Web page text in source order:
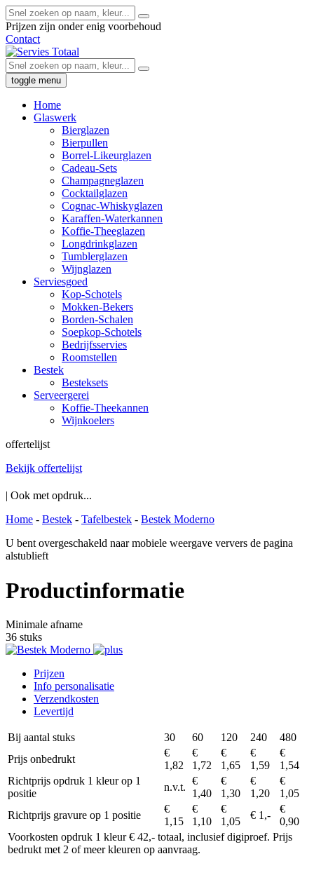
Prijzen zijn onder enig voorbehoud
Contact
toggle menu
Home
Glaswerk
Bierglazen
Bierpullen
Borrel-Likeurglazen
Cadeau-Sets
Champagneglazen
Cocktailglazen
Cognac-Whiskyglazen
Karaffen-Waterkannen
Koffie-Theeglazen
Longdrinkglazen
Tumblerglazen
Wijnglazen
Serviesgoed
Kop-Schotels
Mokken-Bekers
Borden-Schalen
Soepkop-Schotels
Bedrijfsservies
Roomstellen
Bestek
Besteksets
Serveergerei
Koffie-Theekannen
Wijnkoelers
offertelijst
Bekijk offertelijst
| Ook met opdruk...
Home - Bestek - Tafelbestek - Bestek Moderno
U bent overgeschakeld naar mobiele weergave ververs de pagina
alstublieft
Productinformatie
Minimale afname
36 stuks
Prijzen
Info personalisatie
Verzendkosten
Levertijd
Bij aantal stuks 30 60 120 240
480
Prijs onbedrukt
€
1,82
€
1,72
€
1,65
€
1,59
€
1,54
Richtprijs opdruk 1 kleur op 1
positie
n.v.t.
€
1,40
€
1,30
€
1,20
€
1,05
Richtprijs gravure op 1 positie
€
1,15
€
1,10
€
1,05
€ 1,-
€
0,90
Voorkosten opdruk 1 kleur € 42,- totaal, inclusief digiproef. Prijs
bedrukt met 2 of meer kleuren op aanvraag.